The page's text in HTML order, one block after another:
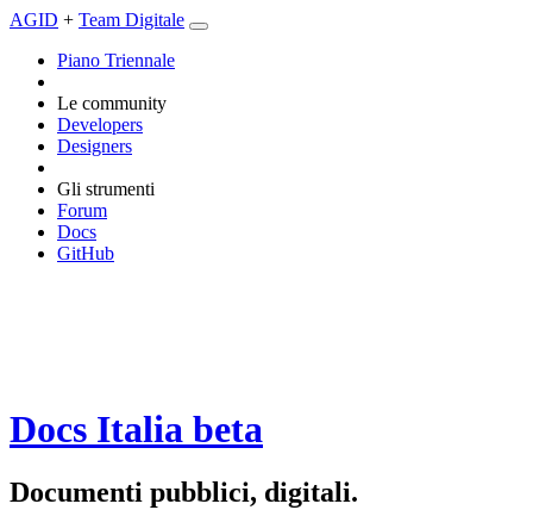
AGID + Team Digitale
Piano Triennale
Le community
Developers
Designers
Gli strumenti
Forum
Docs
GitHub
Docs Italia beta
Documenti pubblici, digitali.